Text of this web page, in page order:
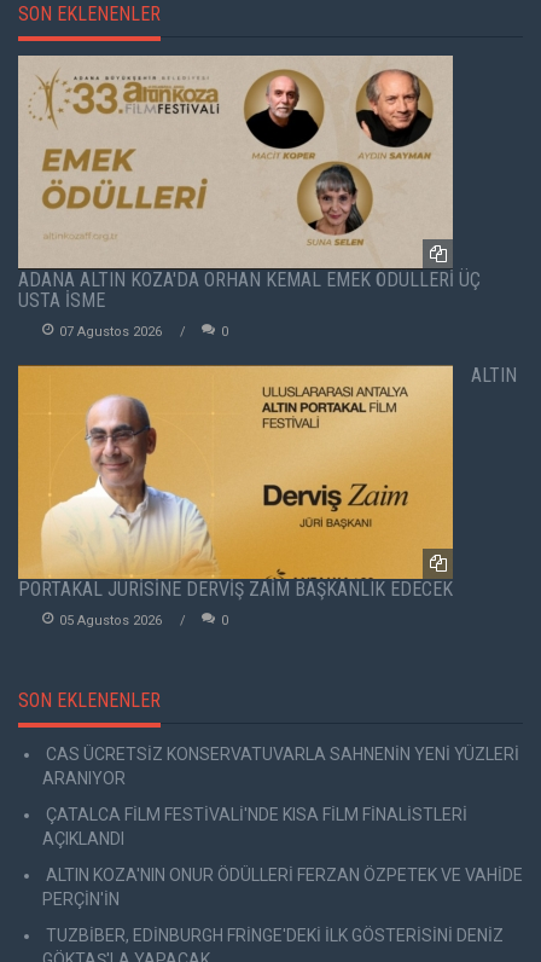
SON EKLENENLER
ADANA ALTIN KOZA'DA ORHAN KEMAL EMEK ÖDÜLLERİ ÜÇ
USTA İSME
07 Agustos 2026 0
ALTIN
PORTAKAL JÜRİSİNE DERVİŞ ZAİM BAŞKANLIK EDECEK
05 Agustos 2026 0
SON EKLENENLER
CAS ÜCRETSİZ KONSERVATUVARLA SAHNENİN YENİ YÜZLERİ
ARANIYOR
ÇATALCA FİLM FESTİVALİ'NDE KISA FİLM FİNALİSTLERİ
AÇIKLANDI
ALTIN KOZA'NIN ONUR ÖDÜLLERİ FERZAN ÖZPETEK VE VAHİDE
PERÇİN'İN
TUZBİBER, EDİNBURGH FRİNGE'DEKİ İLK GÖSTERİSİNİ DENİZ